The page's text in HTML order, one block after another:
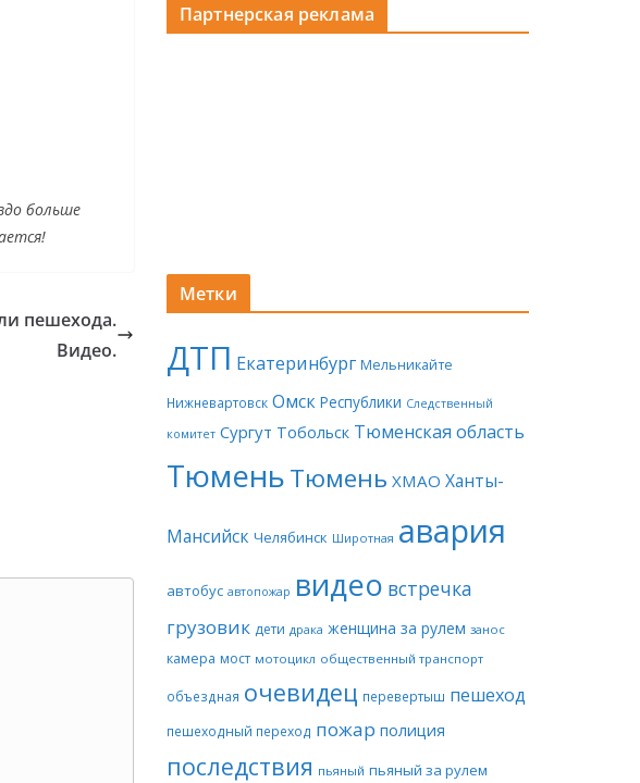
больше
пешехода.
Видео.
Партнерская реклама
Метки
ДТП Екатеринбург Мельникайте
Нижневартовск Омск Республики Следственный
комитет Сургут Тобольск Тюменская область
ТюменьТюмень ХМАО Ханты-
Мансийск Челябинск Широтная авария
автобус автопожар видео встречка
грузовик дети драка женщина за рулем занос
камера мост мотоцикл общественный транспорт
объездная очевидец перевертыш пешеход
пешеходный переход пожар полиция
последствия пьяный пьяный за рулем